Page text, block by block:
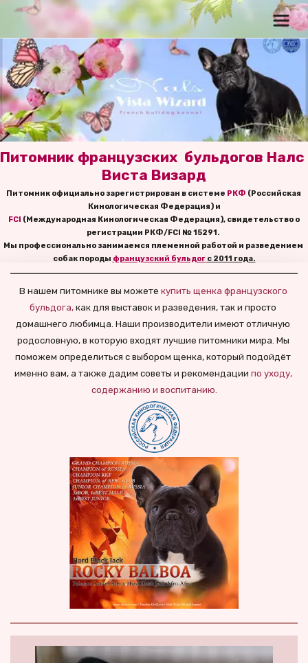
Питомник французских  бульдогов Налс
Виста Визард
Питомник официально зарегистрирован в системе РКФ (Российская
Кинологическая Федерация) и
FCI (Международная Кинологическая Федерация), свидетельство о
регистрации РКФ/FCI № 15291.
Мы профессионально занимаемся племенной работой и разведением
собак породы французский бульдог с 2011 года.
В нашем питомнике вы можете купить щенка французского
бульдога, как для выставок и разведения, так и просто
домашнего любимца. Наши производители имеют отличную
родословную, в которую входят лучшие питомники мира. Мы
поможем определиться с выбором щенка, который подойдёт
именно вам, а также дадим советы и рекомендации
по уходу,
содержанию и воспитанию.